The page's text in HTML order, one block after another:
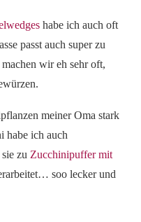
habe ich auch oft
passt auch super zu
wir eh sehr oft,
meiner Oma stark
habe ich auch
zu Zucchinipuffer mit
soo lecker und